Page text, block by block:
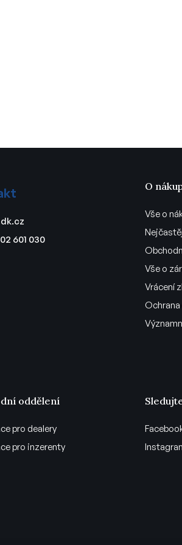
601 030
O
Vše o
Vše o
Vrácení
oddělení
pro dealery
pro inzerenty